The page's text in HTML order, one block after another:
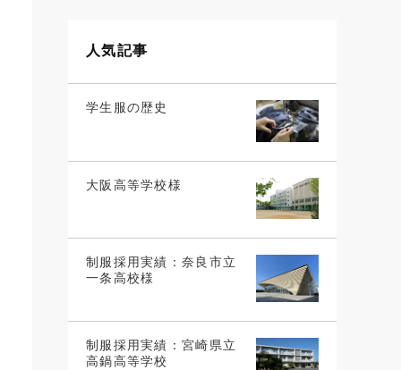
人気記事
学生服の歴史
大阪高等学校様
制服採用実績：奈良市立
一条高校様
制服採用実績：宮崎県立
高鍋高等学校